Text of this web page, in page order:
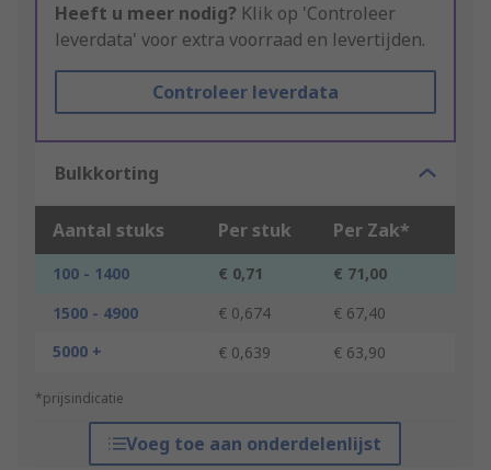
Heeft u meer nodig? Klik op 'Controleer
leverdata' voor extra voorraad en levertijden.
Controleer leverdata
Bulkkorting
Aantal stuks Per stuk Per Zak*
100 - 1400 € 0,71
€ 71,00
1500 - 4900
€ 0,674
€ 67,40
5000 +
€ 0,639 € 63,90
*prijsindicatie
Voeg toe aan onderdelenlijst